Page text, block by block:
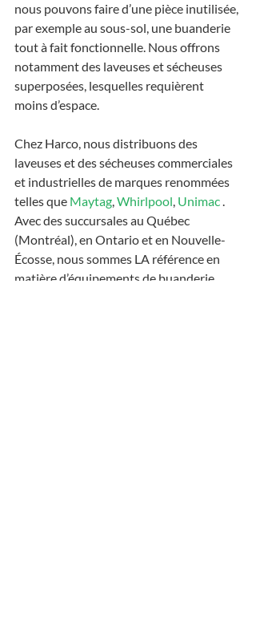
nous pouvons faire d’une pièce inutilisée,
par exemple au sous-sol, une buanderie
tout à fait fonctionnelle. Nous offrons
notamment des laveuses et sécheuses
superposées, lesquelles requièrent
moins d’espace.
Chez Harco, nous distribuons des
laveuses et des sécheuses commerciales
et industrielles de marques renommées
telles que Maytag, Whirlpool, Unimac .
Avec des succursales au Québec
(Montréal), en Ontario et en Nouvelle-
Écosse, nous sommes LA référence en
matière d’équipements de buanderie